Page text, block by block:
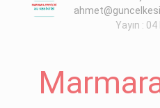
Yayın :